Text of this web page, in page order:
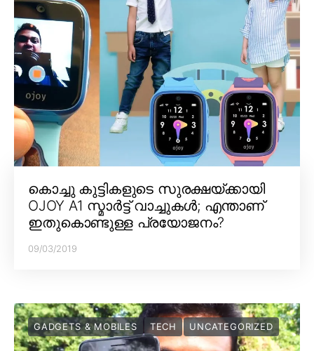
കൊച്ചു കുട്ടികളുടെ സുരക്ഷയ്ക്കായി
OJOY A1 സ്മാർട്ട് വാച്ചുകൾ; എന്താണ്
ഇതുകൊണ്ടുള്ള പ്രയോജനം?
09/03/2019
GADGETS & MOBILES TECH UNCATEGORIZED